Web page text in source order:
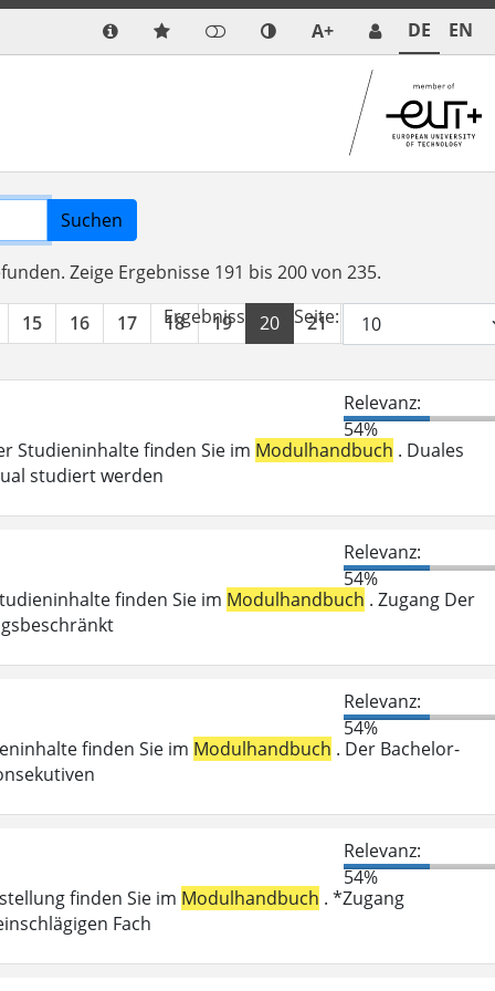
A+ DE EN
Suchen
Zeige Ergebnisse 191 bis 200 von 235.
15 16 17 18 19 20 21 22
Ergebnisse pro Seite:
Relevanz:
54%
Studieninhalte finden Sie im Modulhandbuch . Duales
studiert werden
Relevanz:
54%
finden Sie im Modulhandbuch . Zugang Der
Relevanz:
54%
finden Sie im Modulhandbuch . Der Bachelor-
Relevanz:
54%
finden Sie im Modulhandbuch . *Zugang
Fach